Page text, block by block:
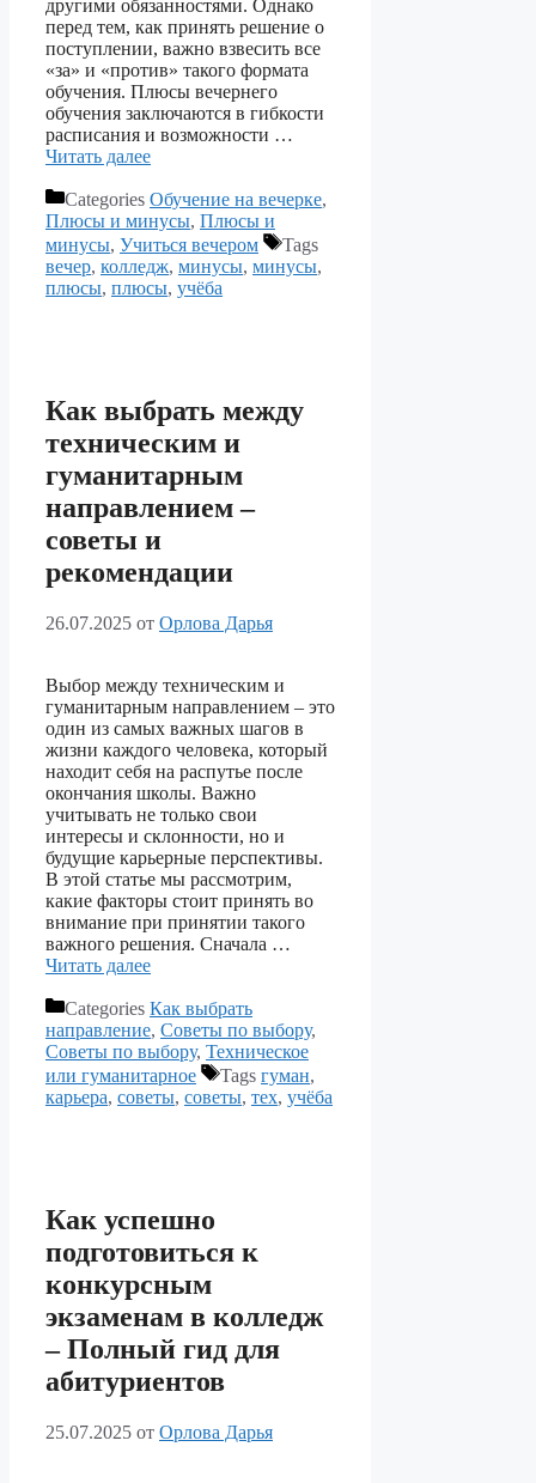
другими обязанностями. Однако
перед тем, как принять решение о
поступлении, важно взвесить все
«за» и «против» такого формата
обучения. Плюсы вечернего
обучения заключаются в гибкости
расписания и возможности …
Читать далее
Categories Обучение на вечерке,
Плюсы и минусы, Плюсы и
минусы, Учиться вечером
Tags
вечер, колледж, минусы, минусы,
плюсы, плюсы, учёба
Как выбрать между
техническим и
гуманитарным
направлением –
советы и
рекомендации
26.07.2025 от Орлова Дарья
Выбор между техническим и
гуманитарным направлением – это
один из самых важных шагов в
жизни каждого человека, который
находит себя на распутье после
окончания школы. Важно
учитывать не только свои
интересы и склонности, но и
будущие карьерные перспективы.
В этой статье мы рассмотрим,
какие факторы стоит принять во
внимание при принятии такого
важного решения. Сначала …
Читать далее
Categories Как выбрать
направление, Советы по выбору,
Советы по выбору, Техническое
или гуманитарное
Tags гуман,
карьера, советы, советы, тех, учёба
Как успешно
подготовиться к
конкурсным
экзаменам в колледж
– Полный гид для
абитуриентов
25.07.2025 от Орлова Дарья